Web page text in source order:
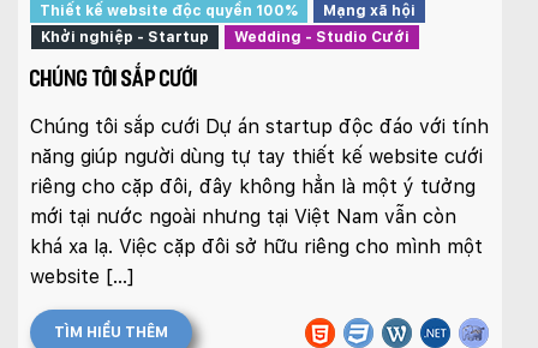
Thiết kế website độc quyền 100%
Mạng xã hội
Khởi nghiệp - Startup
Wedding - Studio Cưới
CHÚNG TÔI SẮP CƯỚI
Chúng tôi sắp cưới Dự án startup độc đáo với tính
năng giúp người dùng tự tay thiết kế website cưới
riêng cho cặp đôi, đây không hẳn là một ý tưởng
mới tại nước ngoài nhưng tại Việt Nam vẫn còn
khá xa lạ. Việc cặp đôi sở hữu riêng cho mình một
website […]
TÌM HIỂU THÊM